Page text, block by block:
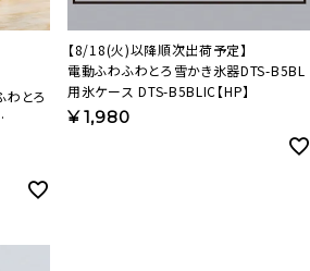
とろ
【8/18(火)以降順次出荷予定】
電動ふわふわとろ雪かき氷器DTS-B5BL
用氷ケース DTS-B5BLIC【HP】
¥1,980